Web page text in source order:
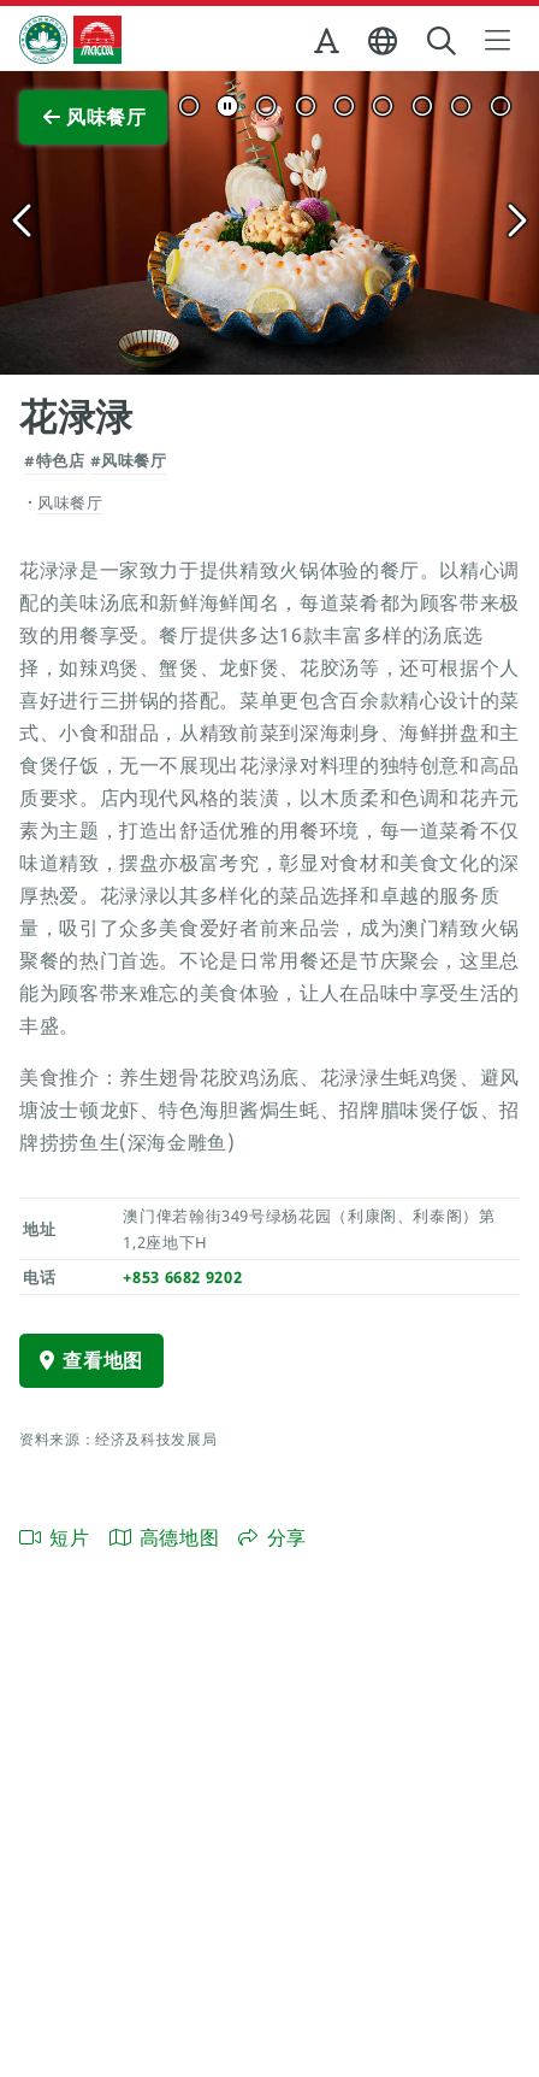
跳至主内容
澳门特别行政区政府旅游局
风味餐厅
查看原图
花渌渌
#特色店 #风味餐厅
风味餐厅
花渌渌是一家致力于提供精致火锅体验的餐厅。以精心调
配的美味汤底和新鲜海鲜闻名，每道菜肴都为顾客带来极
致的用餐享受。餐厅提供多达16款丰富多样的汤底选
择，如辣鸡煲、蟹煲、龙虾煲、花胶汤等，还可根据个人
喜好进行三拼锅的搭配。菜单更包含百余款精心设计的菜
式、小食和甜品，从精致前菜到深海刺身、海鲜拼盘和主
食煲仔饭，无一不展现出花渌渌对料理的独特创意和高品
质要求。店内现代风格的装潢，以木质柔和色调和花卉元
素为主题，打造出舒适优雅的用餐环境，每一道菜肴不仅
味道精致，摆盘亦极富考究，彰显对食材和美食文化的深
厚热爱。花渌渌以其多样化的菜品选择和卓越的服务质
量，吸引了众多美食爱好者前来品尝，成为澳门精致火锅
聚餐的热门首选。不论是日常用餐还是节庆聚会，这里总
能为顾客带来难忘的美食体验，让人在品味中享受生活的
丰盛。
美食推介：养生翅骨花胶鸡汤底、花渌渌生蚝鸡煲、避风
塘波士顿龙虾、特色海胆酱焗生蚝、招牌腊味煲仔饭、招
牌捞捞鱼生(深海金雕鱼)
地址
澳门俾若翰街349号绿杨花园（利康阁、利泰阁）第
1,2座地下H
电话
+853 6682 9202
查看地图
资料来源：经济及科技发展局
短片 高德地图 分享